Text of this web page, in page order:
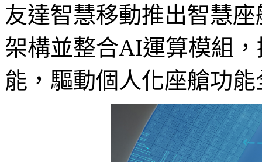
友達智慧移動推出智慧
架構並整合AI運算模組
能，驅動個人化座艙功